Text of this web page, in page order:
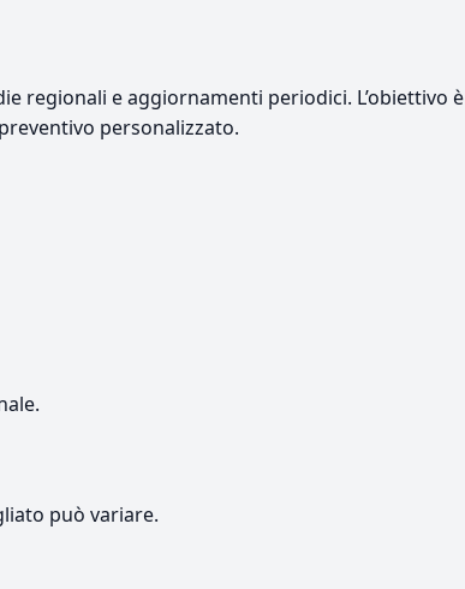
regionali e aggiornamenti periodici. L’obiettivo è
personalizzato.
può variare.